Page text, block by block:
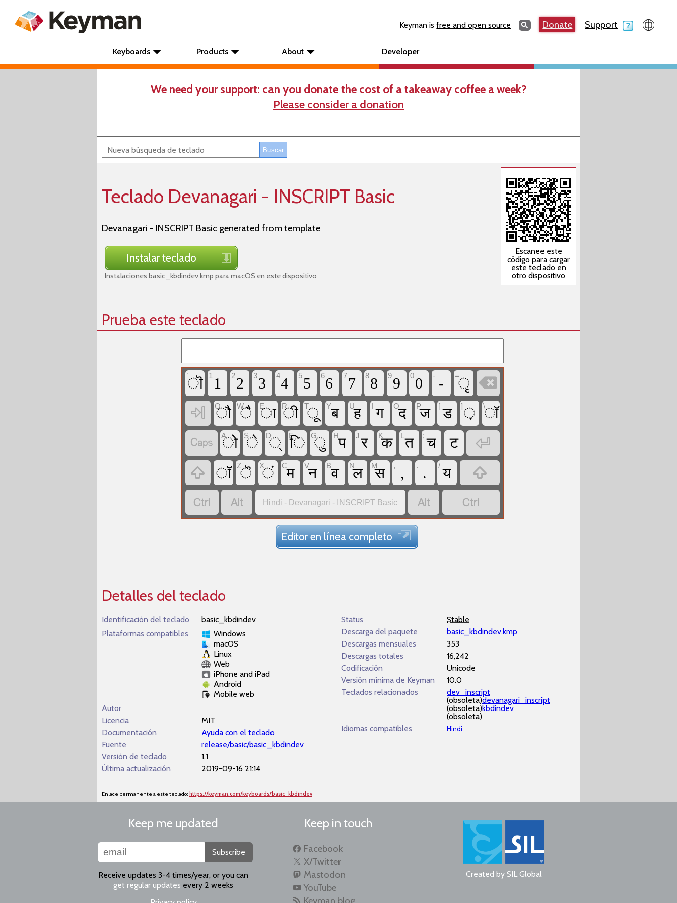
Keyman isfree and open source SearchSearchDonate Support
Keyboards Products About Developer
We need your support: can you donate the cost of a takeaway coffee a week?
Please consider a donation
Escanee este
código para cargar
este teclado en
otro dispositivo
Teclado Devanagari - INSCRIPT Basic
Devanagari - INSCRIPT Basic generated from template
Instalar teclado
Instalaciones basic_kbdindev.kmp para macOS en este dispositivo
Prueba este teclado
`ॊ 1 1 22 33 44 55 66 7 7 88 99 00 - - =ृ 

Q
ौ Wै E
ा R
ी Tू Yब Uह I ग Oद Pज [ ड ]़ \ॉ
 A
ो Sे D् F
ि Gु Hप J र Kक L त ; च ' ट


ॉ Zॆ Xं Cम Vन Bव Nल Mस , , . . / य


 Hindi - Devanagari - INSCRIPT Basic  
Editor en línea completo
Detalles del teclado
Identificación del teclado
basic_kbdindev
Plataformas compatibles
Windows
macOS
Linux
Web
iPhone and iPad
Android
Mobile web
Autor
Licencia
MIT
Documentación
Ayuda con el teclado
Fuente
release/basic/basic_kbdindev
Versión de teclado
1.1
Última actualización
2019-09-16 21:14
Status
Stable
Descarga del paquete
basic_kbdindev.kmp
Descargas mensuales
353
Descargas totales
16,242
Codificación
Unicode
Versión mínima de Keyman
10.0
Teclados relacionados
dev_inscript
(obsoleta)devanagari_inscript
(obsoleta)kbdindev
(obsoleta)
Idiomas compatibles
Hindi
Enlace permanente a este teclado: https://keyman.com/keyboards/basic_kbdindev
Keep me updated
Subscribe
Receive updates 3-4 times/year, or you can
get regular updates every 2 weeks
Keep in touch
Facebook
X/Twitter
Mastodon
YouTube
Created by SIL Global